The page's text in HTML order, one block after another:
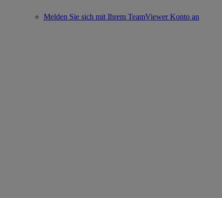
Melden Sie sich mit Ihrem TeamViewer Konto an